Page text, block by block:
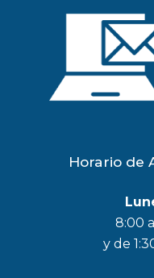
Horario de
8:00
y de